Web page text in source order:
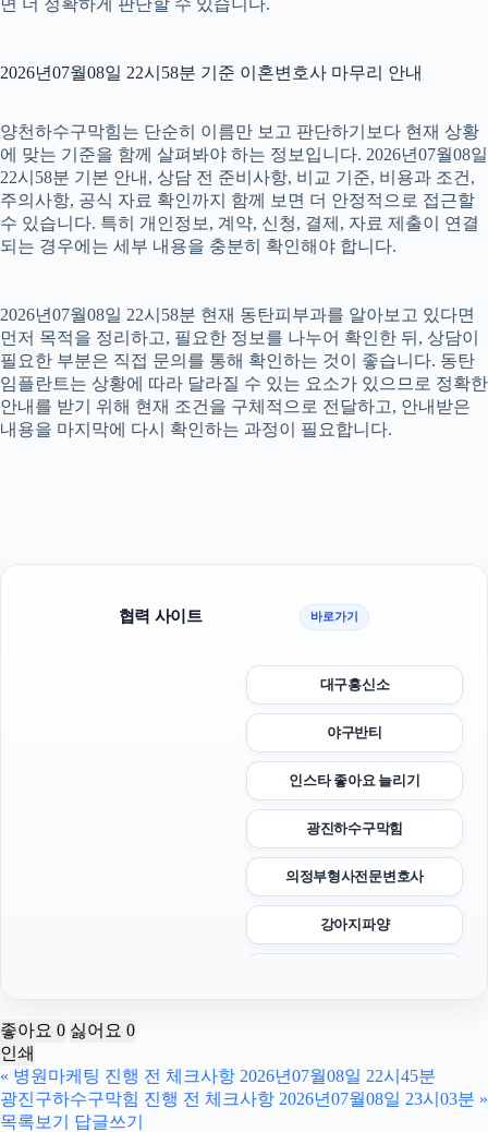
면 더 정확하게 판단할 수 있습니다.
2026년07월08일 22시58분 기준 이혼변호사 마무리 안내
양천하수구막힘는 단순히 이름만 보고 판단하기보다 현재 상황
에 맞는 기준을 함께 살펴봐야 하는 정보입니다. 2026년07월08일
22시58분 기본 안내, 상담 전 준비사항, 비교 기준, 비용과 조건,
주의사항, 공식 자료 확인까지 함께 보면 더 안정적으로 접근할
수 있습니다. 특히 개인정보, 계약, 신청, 결제, 자료 제출이 연결
되는 경우에는 세부 내용을 충분히 확인해야 합니다.
2026년07월08일 22시58분 현재 동탄피부과를 알아보고 있다면
먼저 목적을 정리하고, 필요한 정보를 나누어 확인한 뒤, 상담이
필요한 부분은 직접 문의를 통해 확인하는 것이 좋습니다. 동탄
임플란트는 상황에 따라 달라질 수 있는 요소가 있으므로 정확한
안내를 받기 위해 현재 조건을 구체적으로 전달하고, 안내받은
내용을 마지막에 다시 확인하는 과정이 필요합니다.
협력 사이트 바로가기
대구흥신소
야구반티
인스타 좋아요 늘리기
광진하수구막힘
의정부형사전문변호사
강아지파양
동탄임플란트
좋아요 0 싫어요 0
인쇄
« 병원마케팅 진행 전 체크사항 2026년07월08일 22시45분
광진구하수구막힘 진행 전 체크사항 2026년07월08일 23시03분 »
목록보기
답글쓰기